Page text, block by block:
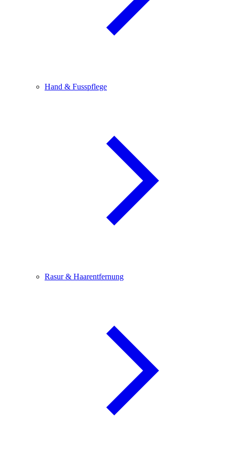
Hand & Fusspflege
Rasur & Haarentfernung